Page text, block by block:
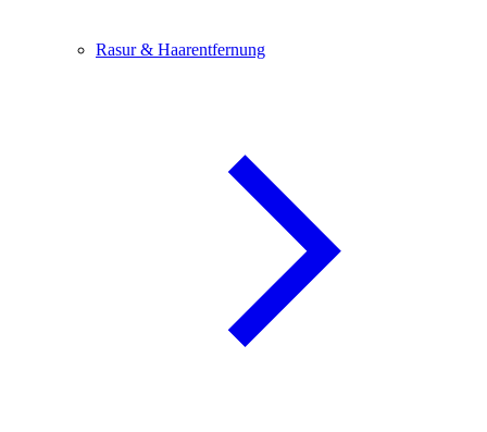
Rasur & Haarentfernung